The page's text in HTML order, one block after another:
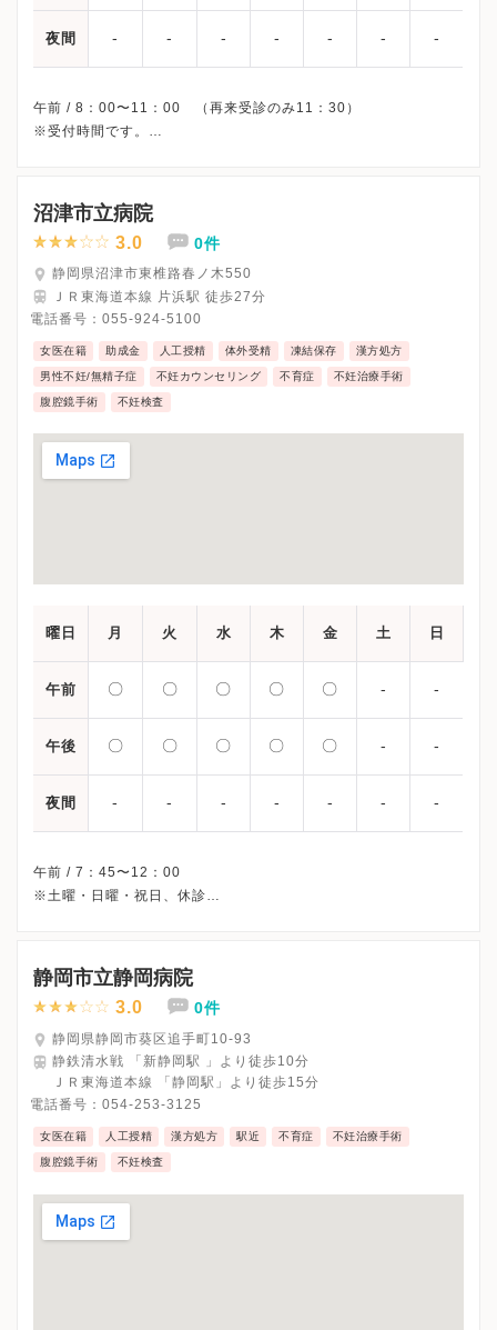
夜間 - - - - - - -
午前 / 8：00〜11：00 （再来受診のみ11：30）
※受付時間です。
※詳細はクリニックHPを確認、または直接お問い合わせくださ
沼津市立病院
3.0 0件
静岡県沼津市東椎路春ノ木550
ＪＲ東海道本線 片浜駅 徒歩27分
電話番号： 055-924-5100
女医在籍 助成金 人工授精 体外受精 凍結保存 漢方処方
男性不妊/無精子症 不妊カウンセリング 不育症 不妊治療手術
腹腔鏡手術 不妊検査
曜日 月 火 水 木 金 土 日
午前 〇 〇 〇 〇 〇 - -
午後 〇 〇 〇 〇 〇 - -
夜間 - - - - - - -
午前 / 7：45〜12：00
※土曜・日曜・祝日、休診
静岡市立静岡病院
3.0 0件
静岡県静岡市葵区追手町10-93
静鉄清水戦 「新静岡駅 」より徒歩10分
ＪＲ東海道本線 「静岡駅」より徒歩15分
電話番号： 054-253-3125
女医在籍 人工授精 漢方処方 駅近 不育症 不妊治療手術
腹腔鏡手術 不妊検査